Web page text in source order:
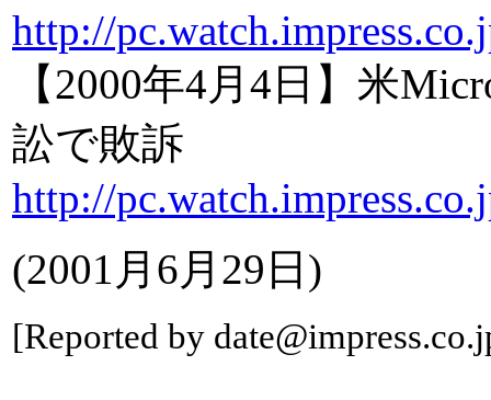
http://
【2000年4月4日】米
訟で敗訴
http://
(2001月6月29日)
[Reported by